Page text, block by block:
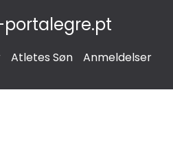
Atletes Søn Anmeldelser